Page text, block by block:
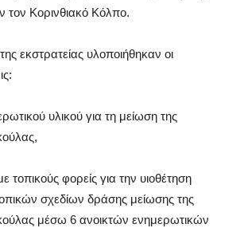
τον Κορινθιακό Κόλπο.
εκστρατείας υλοποιήθηκαν οι
υλικού για τη μείωση της
τοπικούς φορείς για την υιοθέτηση
σχεδίων δράσης μείωσης της
μέσω 6 ανοικτών ενημερωτικών